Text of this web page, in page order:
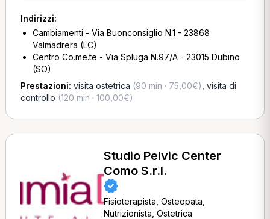
Indirizzi:
Cambiamenti - Via Buonconsiglio N.1 - 23868
Valmadrera (LC)
Centro Co.me.te - Via Spluga N.97/A - 23015 Dubino
(SO)
Prestazioni: visita ostetrica (90 min · 75,00€) visita di
controllo (120 min · 100,00€)
Studio Pelvic Center
Como S.r.l.
Fisioterapista, Osteopata,
Nutrizionista, Ostetrica